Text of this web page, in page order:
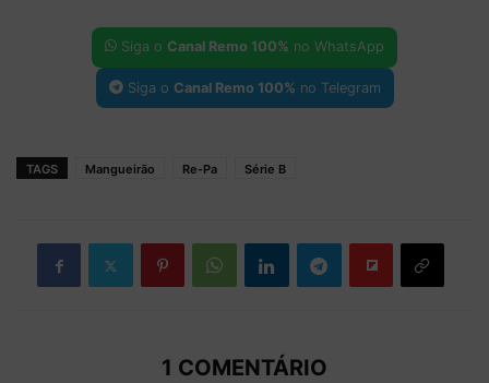
Siga o Canal Remo 100% no WhatsApp
Siga o Canal Remo 100% no Telegram
TAGS Mangueirão Re-Pa Série B
1 COMENTÁRIO